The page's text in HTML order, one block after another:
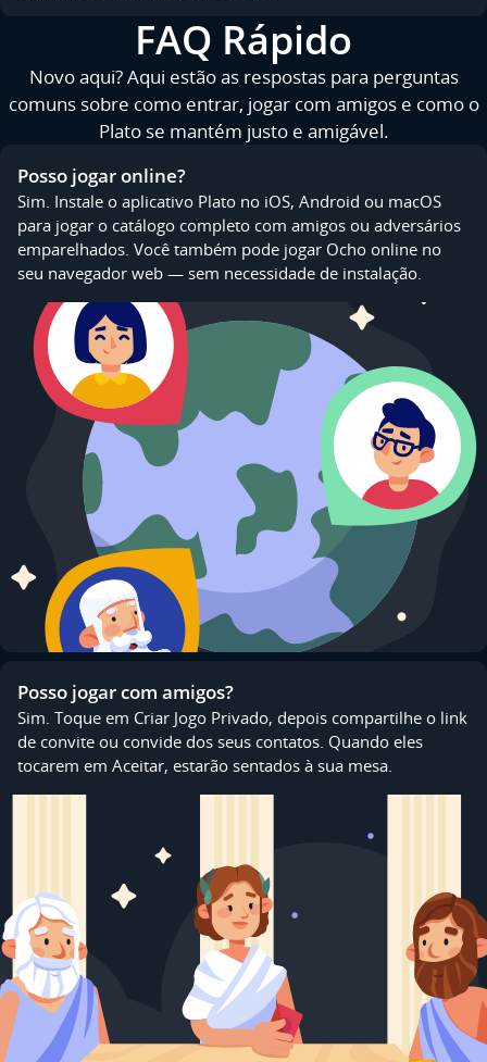
FAQ Rápido
Novo aqui? Aqui estão as respostas para perguntas
comuns sobre como entrar, jogar com amigos e como o
Plato se mantém justo e amigável.
Posso jogar online?
Sim. Instale o aplicativo Plato no iOS, Android ou macOS
para jogar o catálogo completo com amigos ou adversários
emparelhados. Você também pode jogar Ocho online no
seu navegador web — sem necessidade de instalação.
Posso jogar com amigos?
Sim. Toque em Criar Jogo Privado, depois compartilhe o link
de convite ou convide dos seus contatos. Quando eles
tocarem em Aceitar, estarão sentados à sua mesa.